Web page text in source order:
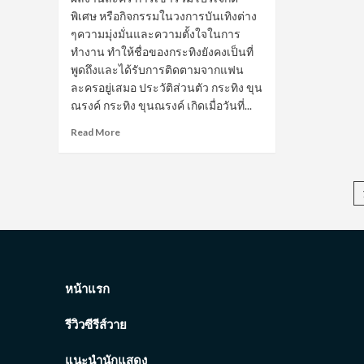
พิเศษ หรือกิจกรรมในวงการบันเทิงต่าง
ๆความมุ่งมั่นและความตั้งใจในการ
ทำงาน ทำให้ชื่อของกระทิงยังคงเป็นที่
พูดถึงและได้รับการติดตามจากแฟน
ละครอยู่เสมอ ประวัติส่วนตัว กระทิง ขุน
ณรงค์ กระทิง ขุนณรงค์ เกิดเมื่อวันที่...
Read MoreRead
สู่
เด่น
หน้าแรก
รีวิวซีรีส์วาย
แนะนำนักแสดง